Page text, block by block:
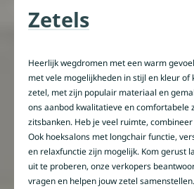
Zetels
Heerlijk wegdromen met een warm
met vele mogelijkheden in stijl en kleur of
zetel, met zijn populair materiaal en
ons aanbod kwalitatieve en comfortabele
zitsbanken. Heb je veel ruimte,
Ook hoeksalons met longchair functie,
en relaxfunctie zijn mogelijk. Kom gerust
uit te proberen, onze verkopers
vragen en helpen jouw zetel samenstellen.